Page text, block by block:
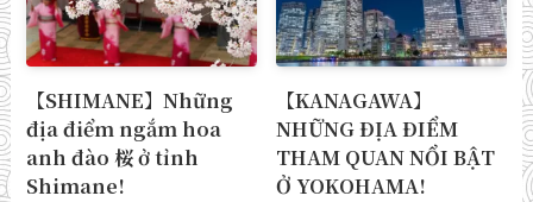
【SHIMANE】Những
địa điểm ngắm hoa
anh đào 桜 ở tỉnh
Shimane!
【KANAGAWA】
NHỮNG ĐỊA ĐIỂM
THAM QUAN NỔI BẬT
Ở YOKOHAMA!